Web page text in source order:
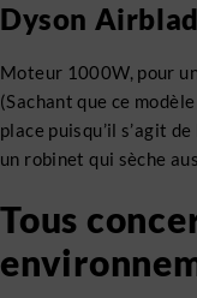
Dyson
Moteur 1000W, pour
(Sachant que ce
place puisqu’il s’agit
un robinet qui sèche
Tous